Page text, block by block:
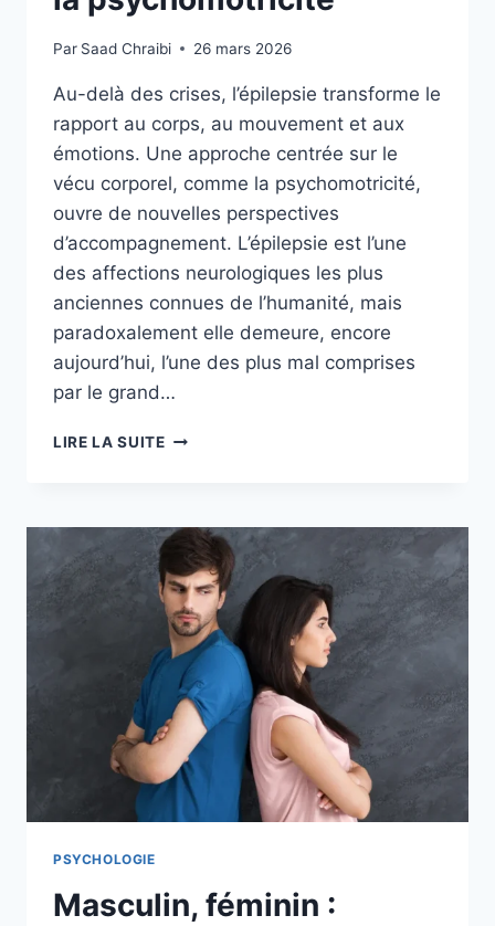
Par Saad Chraibi 26 mars 2026
Au-delà des crises, l’épilepsie transforme le
rapport au corps, au mouvement et aux
émotions. Une approche centrée sur le
vécu corporel, comme la psychomotricité,
ouvre de nouvelles perspectives
d’accompagnement. L’épilepsie est l’une
des affections neurologiques les plus
anciennes connues de l’humanité, mais
paradoxalement elle demeure, encore
aujourd’hui, l’une des plus mal comprises
par le grand…
LIRE LA SUITE
PSYCHOLOGIE
Masculin, féminin :